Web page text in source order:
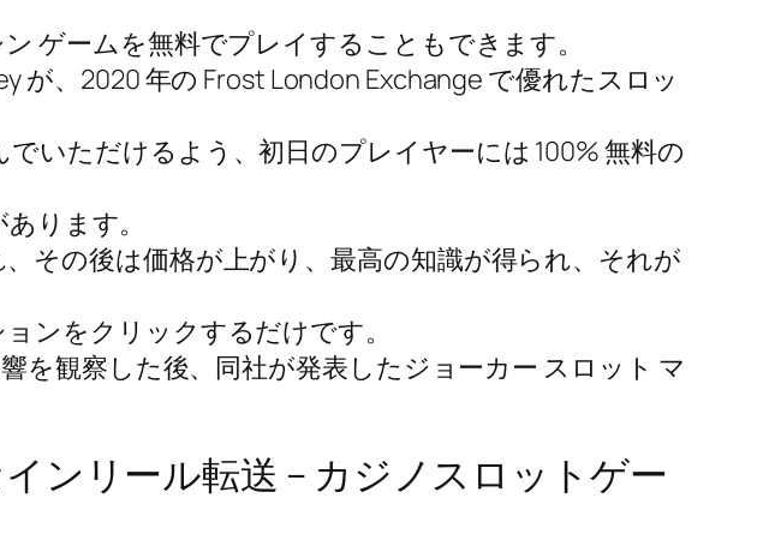
ゲームを無料でプレイすることもできます。
が、2020 年の Frost London Exchange で優れたスロッ
いただけるよう、初日のプレイヤーには 100% 無料の
ります。
その後は価格が上がり、最高の知識が得られ、それが
ンをクリックするだけです。
を観察した後、同社が発表したジョーカー スロット マ
ンリール転送 – カジノスロットゲー